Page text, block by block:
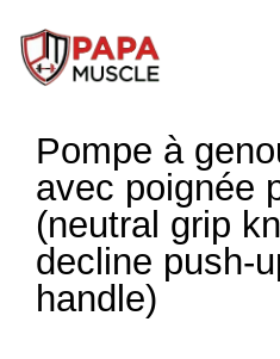
passer
principalPompe à
avec poignée
(neutral grip
decline push-
handle)